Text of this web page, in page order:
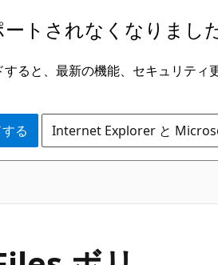
トされなくなりました
ると、最新の機能、セキュリティ
る Internet Explorer と